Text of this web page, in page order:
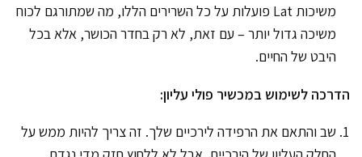
משיכות Lat פועלות על כל השרירים הללו, מה שמתורגם לכוח
משיכה גדול יותר – עם זאת, לא רק בחדר הכושר, אלא בכל
היבט של החיים.
הדרכה לשימוש במכשיר פולי עליון:
שב והתאם את הרפידה לירכיים שלך. זה צריך להיות ממש על